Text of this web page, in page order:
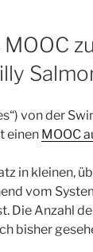
von der
einen MOOC
in kleinen,
vom
Die Anzahl
bisher